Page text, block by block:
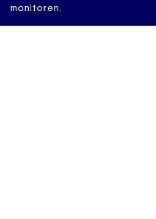
monitoren.